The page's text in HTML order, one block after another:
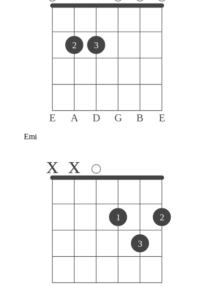
E A D G B E
2 3
Emi
x x
1
3
2